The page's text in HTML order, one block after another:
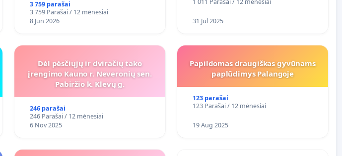
3 759 parašai
3 759 Parašai / 12 mėnesiai
8 Jun 2026
31 Jul 2025
Dėl pėsčiųjų ir dviračių tako
įrengimo Kauno r. Neveronių sen.
Pabiržio k. Klevų g.
246 parašai
246 Parašai / 12 mėnesiai
6 Nov 2025
Papildomas draugiškas gyvūnams
paplūdimys Palangoje
123 parašai
123 Parašai / 12 mėnesiai
19 Aug 2025